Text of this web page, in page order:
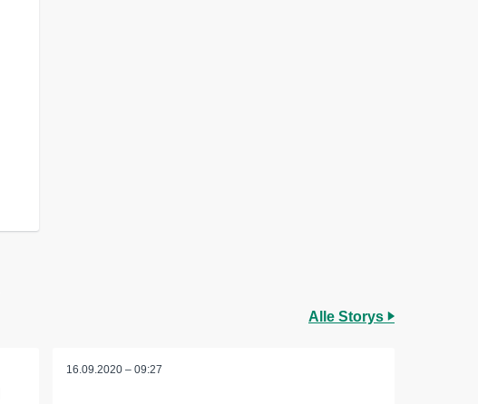
Alle Storys
16.09.2020 – 09:27